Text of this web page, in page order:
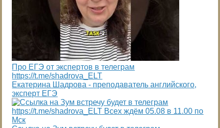
Про ЕГЭ от экспертов в телеграм
https://t.me/shadrova_ELT
Екатерина Шадрова - преподаватель английского,
эксперт ЕГЭ